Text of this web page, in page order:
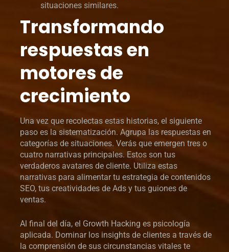
situaciones similares.
Transformando
respuestas en
motores de
crecimiento
Una vez que recolectas estas historias, el siguiente
paso es la sistematización. Agrupa las respuestas en
categorías de situaciones. Verás que emergen tres o
cuatro narrativas principales. Estos son tus
verdaderos avatares de cliente. Utiliza estas
narrativas para alimentar tu estrategia de contenidos
SEO, tus creatividades de Ads y tus guiones de
ventas.
Al final del día, el Growth Hacking es psicología
aplicada. Dominar los insights de clientes a través de
la comprensión de sus circunstancias vitales te